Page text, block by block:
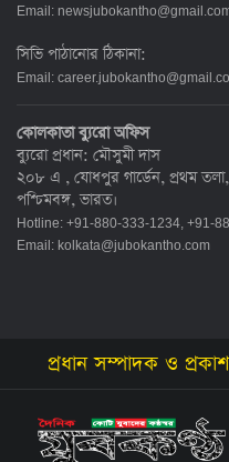
Email:
সিভি পাঠানোর ঠিকানা:
Email:
কোলকাতা ব্যুরো অফিস
ব্যুরো প্রধান: মৌসুমী দাস
২০৮ এ , যোধপুর গার্ডেন, প্রথম
পশ্চিমবঙ্গ, ভারত।
Hotline: +91-880-333-1234, +91-
Email: kolkata@jubokantho.com
প্রধান সম্পাদক ও